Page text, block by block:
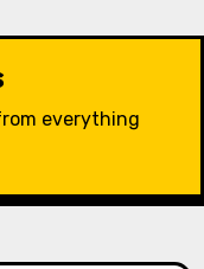
everything